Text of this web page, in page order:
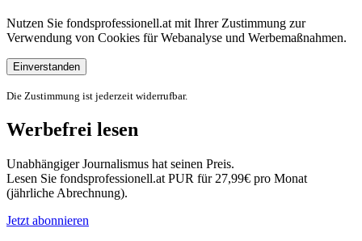
Nutzen Sie fondsprofessionell.at mit Ihrer Zustimmung zur
Verwendung von Cookies für Webanalyse und Werbemaßnahmen.
Einverstanden
Die Zustimmung ist jederzeit widerrufbar.
Werbefrei lesen
Unabhängiger Journalismus hat seinen Preis.
Lesen Sie fondsprofessionell.at PUR für 27,99€ pro Monat
(jährliche Abrechnung).
Jetzt abonnieren